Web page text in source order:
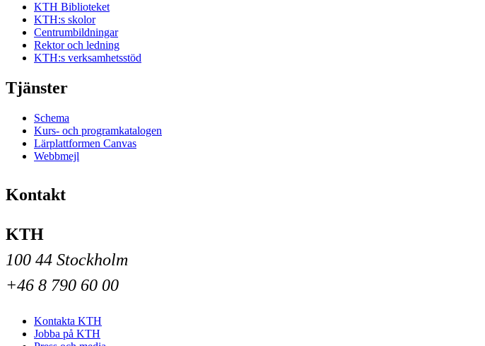
KTH Biblioteket
KTH:s skolor
Centrumbildningar
Rektor och ledning
KTH:s verksamhetsstöd
Tjänster
Schema
Kurs- och programkatalogen
Lärplattformen Canvas
Webbmejl
Kontakt
KTH
100 44 Stockholm
+46 8 790 60 00
Kontakta KTH
Jobba på KTH